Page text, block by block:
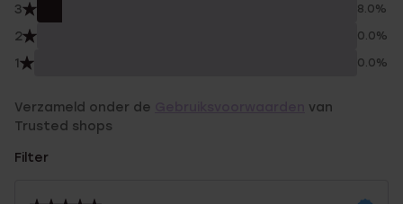
3 8.0%
2 0.0%
1 0.0%
Verzameld onder de
van
Trusted shops
Filter